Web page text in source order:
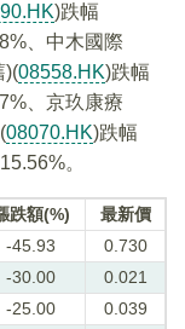
)跌幅
、中木國際
)(08558.HK)跌幅
、京玖康療
08070.HK)跌幅
。
跌額(%)
最新價
-45.93
0.730
-30.00
0.021
-25.00
0.039